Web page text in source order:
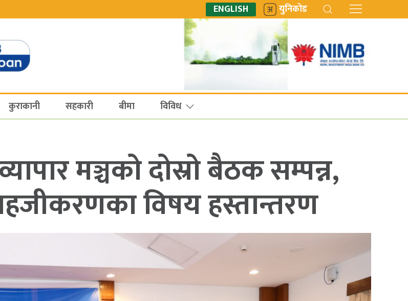
ENGLISH युनिकोड
कुराकानी सहकारी बीमा विविध
मञ्चको दोस्रो बैठक सम्पन्न,
विषय हस्तान्तरण